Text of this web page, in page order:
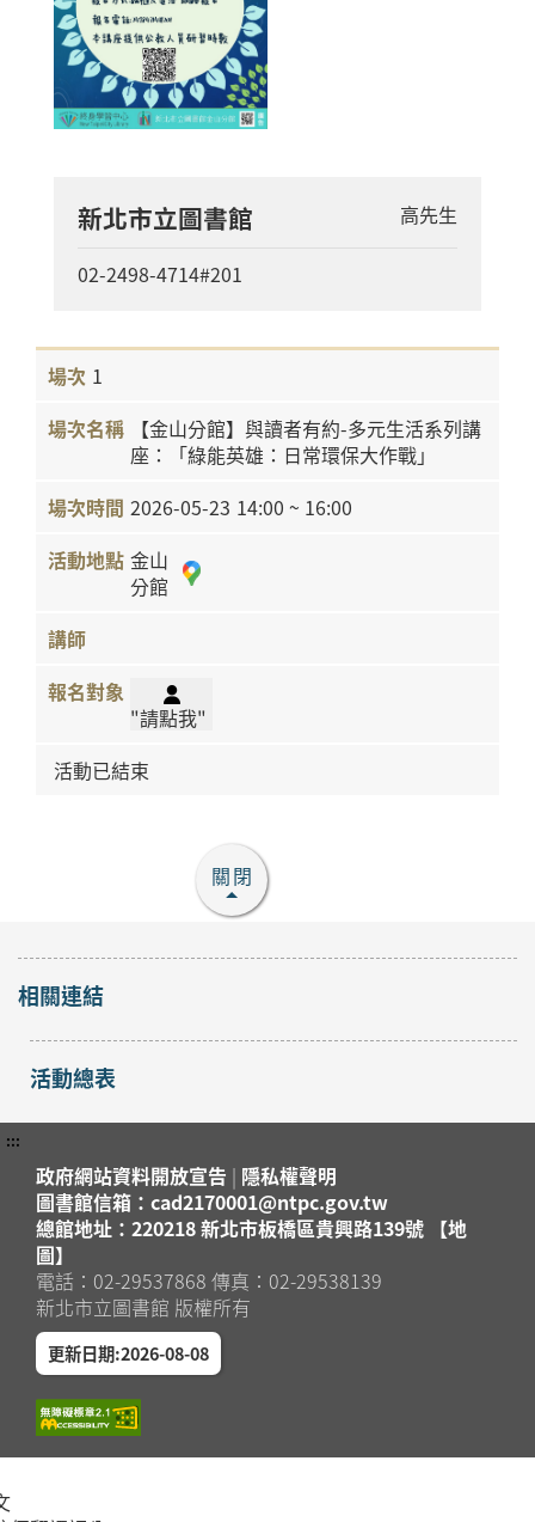
新北市立圖書館 高先生
02-2498-4714#201
1
【金山分館】與讀者有約-多元生活系列講
座：「綠能英雄：日常環保大作戰」
2026-05-23 14:00 ~ 16:00
金山
分館
"請點我"
活動已結束
關閉
相關連結
活動總表
:::
政府網站資料開放宣告 | 隱私權聲明
圖書館信箱：cad2170001@ntpc.gov.tw
總館地址：220218 新北市板橋區貴興路139號 【地
圖】
電話：02-29537868 傳真：02-29538139
新北市立圖書館 版權所有
更新日期:2026-08-08